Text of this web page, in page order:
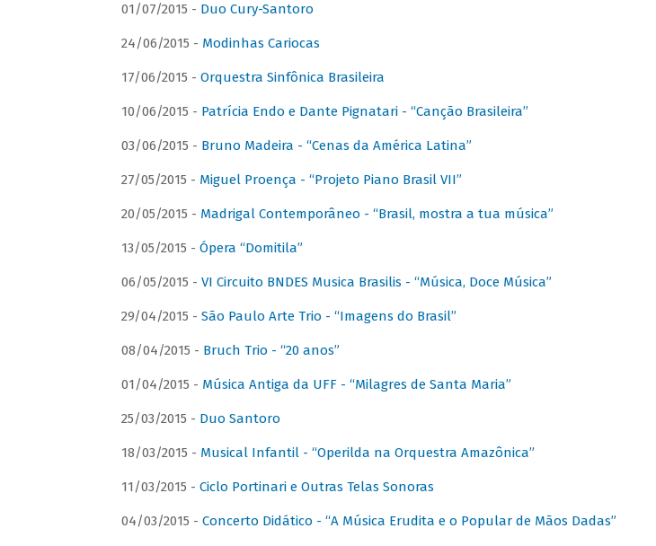
01/07/2015 - Duo Cury-Santoro
24/06/2015 - Modinhas Cariocas
17/06/2015 - Orquestra Sinfônica Brasileira
10/06/2015 - Patrícia Endo e Dante Pignatari - “Canção Brasileira”
03/06/2015 - Bruno Madeira - “Cenas da América Latina”
27/05/2015 - Miguel Proença - “Projeto Piano Brasil VII”
20/05/2015 - Madrigal Contemporâneo - “Brasil, mostra a tua música”
13/05/2015 - Ópera “Domitila”
06/05/2015 - VI Circuito BNDES Musica Brasilis - “Música, Doce Música”
29/04/2015 - São Paulo Arte Trio - “Imagens do Brasil”
08/04/2015 - Bruch Trio - “20 anos”
01/04/2015 - Música Antiga da UFF - “Milagres de Santa Maria”
25/03/2015 - Duo Santoro
18/03/2015 - Musical Infantil - “Operilda na Orquestra Amazônica”
11/03/2015 - Ciclo Portinari e Outras Telas Sonoras
04/03/2015 - Concerto Didático - “A Música Erudita e o Popular de Mãos Dadas”